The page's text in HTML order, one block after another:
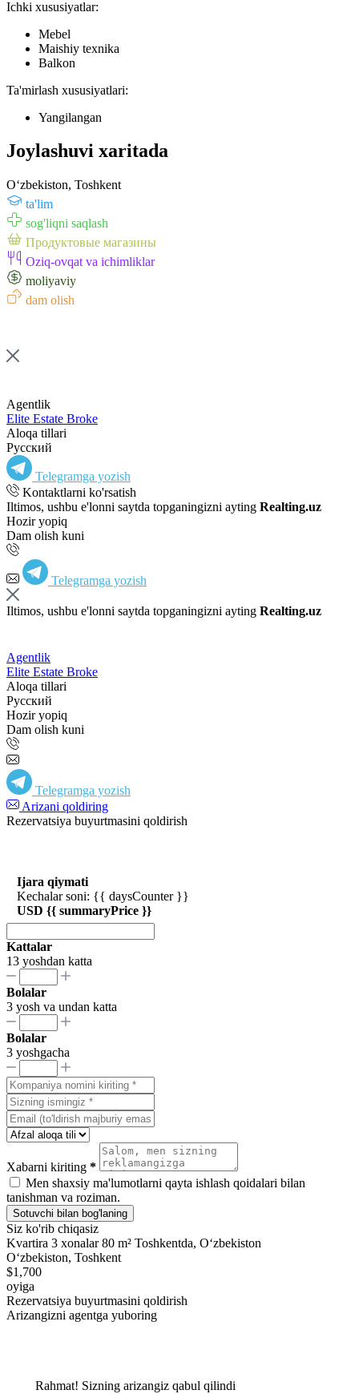
Ichki xususiyatlar:
Mebel
Maishiy texnika
Balkon
Ta'mirlash xususiyatlari:
Yangilangan
Joylashuvi xaritada
Oʻzbekiston, Toshkent
ta'lim
sog'liqni saqlash
Продуктовые магазины
Oziq-ovqat va ichimliklar
moliyaviy
dam olish
Agentlik
Elite Estate Broke
Aloqa tillari
Русский
Telegramga yozish
Kontaktlarni ko'rsatish
Iltimos, ushbu e'lonni saytda topganingizni ayting Realting.uz
Hozir yopiq
Dam olish kuni
Telegramga yozish
Iltimos, ushbu e'lonni saytda topganingizni ayting Realting.uz
Agentlik
Elite Estate Broke
Aloqa tillari
Русский
Hozir yopiq
Dam olish kuni
Telegramga yozish
Arizani qoldiring
Rezervatsiya buyurtmasini qoldirish
Ijara qiymati
Kechalar soni: {{ daysCounter }}
USD {{ summaryPrice }}
Kattalar
13 yoshdan katta
Bolalar
3 yosh va undan katta
Bolalar
3 yoshgacha
Xabarni kiriting *
Men shaxsiy ma'lumotlarni qayta ishlash qoidalari bilan
tanishman va roziman.
Sotuvchi bilan bog'laning
Siz ko'rib chiqasiz
Kvartira 3 xonalar 80 m² Toshkentda, Oʻzbekiston
Oʻzbekiston, Toshkent
$1,700
oyiga
Rezervatsiya buyurtmasini qoldirish
Arizangizni agentga yuboring
Rahmat! Sizning arizangiz qabul qilindi